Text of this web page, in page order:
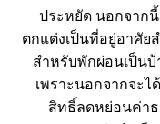
ประหยัด นอกจาก
ตกแต่งเป็นที่อยู่อาศัย
สำหรับพักผ่อนเป็น
เพราะนอกจากจะ
สิทธิ์ลดหย่อนค่าธ